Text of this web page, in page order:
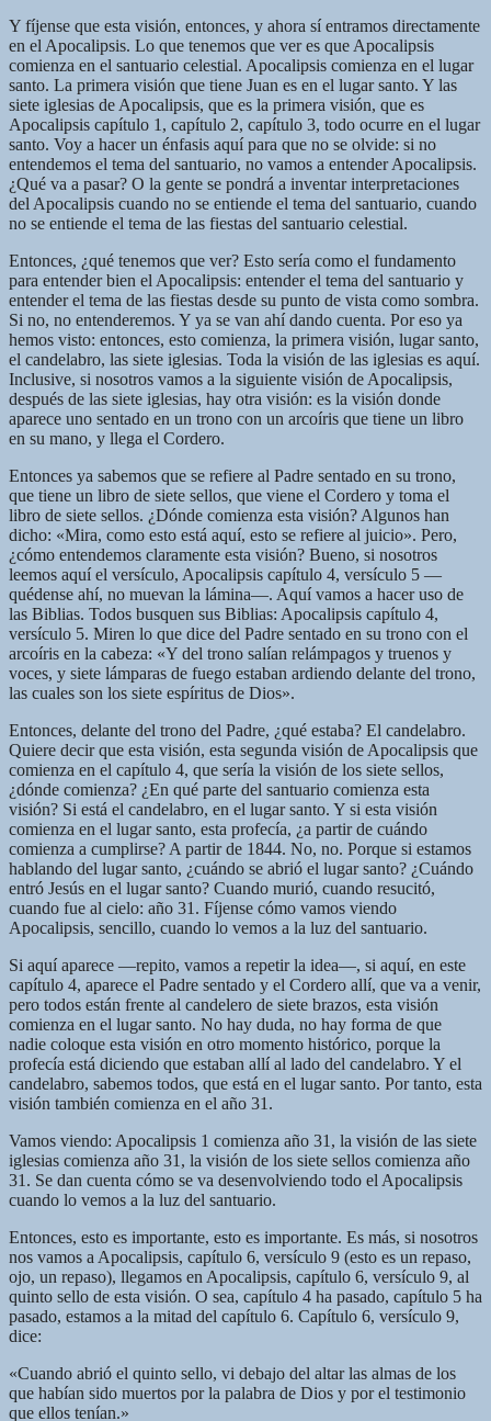
Y fíjense que esta visión, entonces, y ahora sí entramos directamente
en el Apocalipsis. Lo que tenemos que ver es que Apocalipsis
comienza en el santuario celestial. Apocalipsis comienza en el lugar
santo. La primera visión que tiene Juan es en el lugar santo. Y las
siete iglesias de Apocalipsis, que es la primera visión, que es
Apocalipsis capítulo 1, capítulo 2, capítulo 3, todo ocurre en el lugar
santo. Voy a hacer un énfasis aquí para que no se olvide: si no
entendemos el tema del santuario, no vamos a entender Apocalipsis.
¿Qué va a pasar? O la gente se pondrá a inventar interpretaciones
del Apocalipsis cuando no se entiende el tema del santuario, cuando
no se entiende el tema de las fiestas del santuario celestial.
Entonces, ¿qué tenemos que ver? Esto sería como el fundamento
para entender bien el Apocalipsis: entender el tema del santuario y
entender el tema de las fiestas desde su punto de vista como sombra.
Si no, no entenderemos. Y ya se van ahí dando cuenta. Por eso ya
hemos visto: entonces, esto comienza, la primera visión, lugar santo,
el candelabro, las siete iglesias. Toda la visión de las iglesias es aquí.
Inclusive, si nosotros vamos a la siguiente visión de Apocalipsis,
después de las siete iglesias, hay otra visión: es la visión donde
aparece uno sentado en un trono con un arcoíris que tiene un libro
en su mano, y llega el Cordero.
Entonces ya sabemos que se refiere al Padre sentado en su trono,
que tiene un libro de siete sellos, que viene el Cordero y toma el
libro de siete sellos. ¿Dónde comienza esta visión? Algunos han
dicho: «Mira, como esto está aquí, esto se refiere al juicio». Pero,
¿cómo entendemos claramente esta visión? Bueno, si nosotros
leemos aquí el versículo, Apocalipsis capítulo 4, versículo 5 —
quédense ahí, no muevan la lámina—. Aquí vamos a hacer uso de
las Biblias. Todos busquen sus Biblias: Apocalipsis capítulo 4,
versículo 5. Miren lo que dice del Padre sentado en su trono con el
arcoíris en la cabeza: «Y del trono salían relámpagos y truenos y
voces, y siete lámparas de fuego estaban ardiendo delante del trono,
las cuales son los siete espíritus de Dios».
Entonces, delante del trono del Padre, ¿qué estaba? El candelabro.
Quiere decir que esta visión, esta segunda visión de Apocalipsis que
comienza en el capítulo 4, que sería la visión de los siete sellos,
¿dónde comienza? ¿En qué parte del santuario comienza esta
visión? Si está el candelabro, en el lugar santo. Y si esta visión
comienza en el lugar santo, esta profecía, ¿a partir de cuándo
comienza a cumplirse? A partir de 1844. No, no. Porque si estamos
hablando del lugar santo, ¿cuándo se abrió el lugar santo? ¿Cuándo
entró Jesús en el lugar santo? Cuando murió, cuando resucitó,
cuando fue al cielo: año 31. Fíjense cómo vamos viendo
Apocalipsis, sencillo, cuando lo vemos a la luz del santuario.
Si aquí aparece —repito, vamos a repetir la idea—, si aquí, en este
capítulo 4, aparece el Padre sentado y el Cordero allí, que va a venir,
pero todos están frente al candelero de siete brazos, esta visión
comienza en el lugar santo. No hay duda, no hay forma de que
nadie coloque esta visión en otro momento histórico, porque la
profecía está diciendo que estaban allí al lado del candelabro. Y el
candelabro, sabemos todos, que está en el lugar santo. Por tanto, esta
visión también comienza en el año 31.
Vamos viendo: Apocalipsis 1 comienza año 31, la visión de las siete
iglesias comienza año 31, la visión de los siete sellos comienza año
31. Se dan cuenta cómo se va desenvolviendo todo el Apocalipsis
cuando lo vemos a la luz del santuario.
Entonces, esto es importante, esto es importante. Es más, si nosotros
nos vamos a Apocalipsis, capítulo 6, versículo 9 (esto es un repaso,
ojo, un repaso), llegamos en Apocalipsis, capítulo 6, versículo 9, al
quinto sello de esta visión. O sea, capítulo 4 ha pasado, capítulo 5 ha
pasado, estamos a la mitad del capítulo 6. Capítulo 6, versículo 9,
dice:
«Cuando abrió el quinto sello, vi debajo del altar las almas de los
que habían sido muertos por la palabra de Dios y por el testimonio
que ellos tenían.»